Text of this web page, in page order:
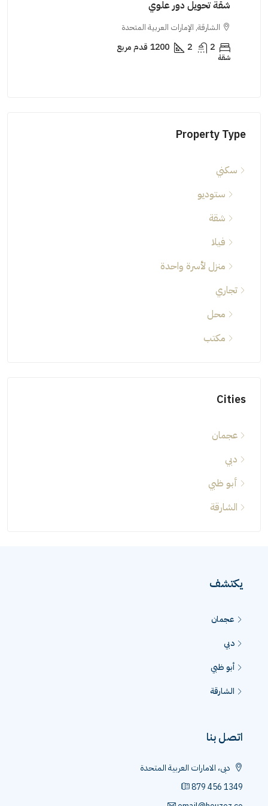
شقة تحويل دور علوي
الشارقة, الإمارات العربية المتحدة
2
2
1200 قدم مربع
شقة
Property Type
سكني
ستوديو
شقة
فيلا
منزل لأسرة واحدة
تجاري
محل
مكتب
Cities
عجمان
دبي
أبو ظبي
الشارقة
يكتشف
عجمان
دبي
أبو ظبي
الشارقة
اتصل بنا
دبى، الامارات العربية المتحدة
879 456 1349